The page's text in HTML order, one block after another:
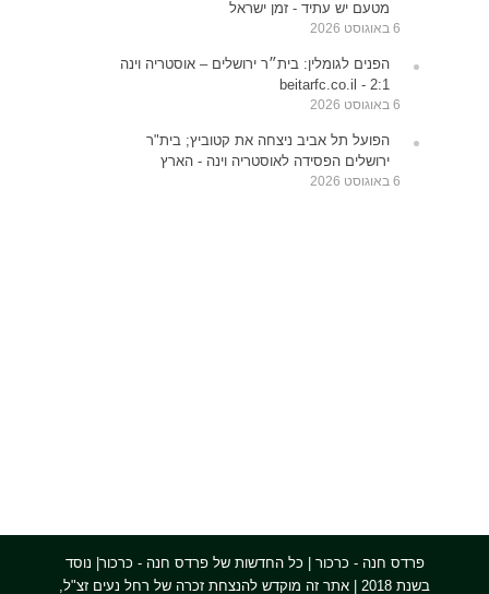
מטעם יש עתיד - זמן ישראל
6 באוגוסט 2026
הפנים לגומלין: בית״ר ירושלים – אוסטריה וינה
2:1 - beitarfc.co.il
6 באוגוסט 2026
הפועל תל אביב ניצחה את קטוביץ; בית"ר
ירושלים הפסידה לאוסטריה וינה - הארץ
6 באוגוסט 2026
פרדס חנה - כרכור | כל החדשות של פרדס חנה - כרכור| נוסד
בשנת 2018 | אתר זה מוקדש להנצחת זכרה של רחל נעים זצ"ל,